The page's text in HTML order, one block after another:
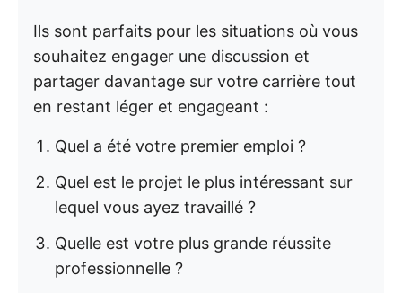
Ils sont parfaits pour les situations où vous
souhaitez engager une discussion et
partager davantage sur votre carrière tout
en restant léger et engageant :
Quel a été votre premier emploi ?
Quel est le projet le plus intéressant sur
lequel vous ayez travaillé ?
Quelle est votre plus grande réussite
professionnelle ?